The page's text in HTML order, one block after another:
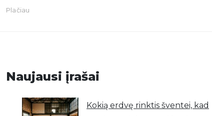
Plačiau
Naujausi įrašai
Kokią erdvę rinktis šventei, kad